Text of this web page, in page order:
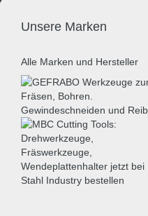
Unsere Marken
Alle Marken und Hersteller